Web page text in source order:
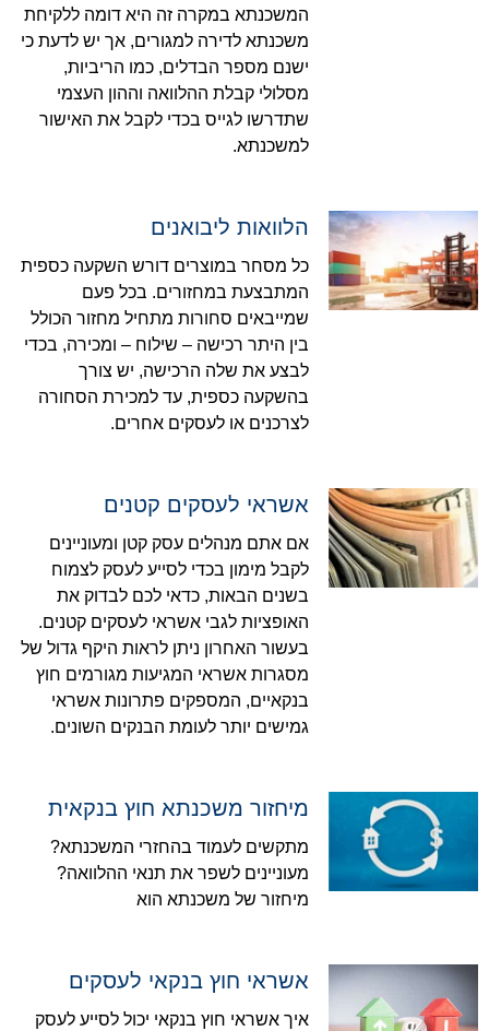
המשכנתא במקרה זה היא דומה ללקיחת
משכנתא לדירה למגורים, אך יש לדעת כי
ישנם מספר הבדלים, כמו הריביות,
מסלולי קבלת ההלוואה וההון העצמי
שתדרשו לגייס בכדי לקבל את האישור
למשכנתא.
הלוואות ליבואנים
כל מסחר במוצרים דורש השקעה כספית
המתבצעת במחזורים. בכל פעם
שמייבאים סחורות מתחיל מחזור הכולל
בין היתר רכישה – שילוח – ומכירה, בכדי
לבצע את שלה הרכישה, יש צורך
בהשקעה כספית, עד למכירת הסחורה
לצרכנים או לעסקים אחרים.
אשראי לעסקים קטנים
אם אתם מנהלים עסק קטן ומעוניינים
לקבל מימון בכדי לסייע לעסק לצמוח
בשנים הבאות, כדאי לכם לבדוק את
האופציות לגבי אשראי לעסקים קטנים.
בעשור האחרון ניתן לראות היקף גדול של
מסגרות אשראי המגיעות מגורמים חוץ
בנקאיים, המספקים פתרונות אשראי
גמישים יותר לעומת הבנקים השונים.
מיחזור משכנתא חוץ בנקאית
מתקשים לעמוד בהחזרי המשכנתא?
מעוניינים לשפר את תנאי ההלוואה?
מיחזור של משכנתא הוא
אשראי חוץ בנקאי לעסקים
איך אשראי חוץ בנקאי יכול לסייע לעסק